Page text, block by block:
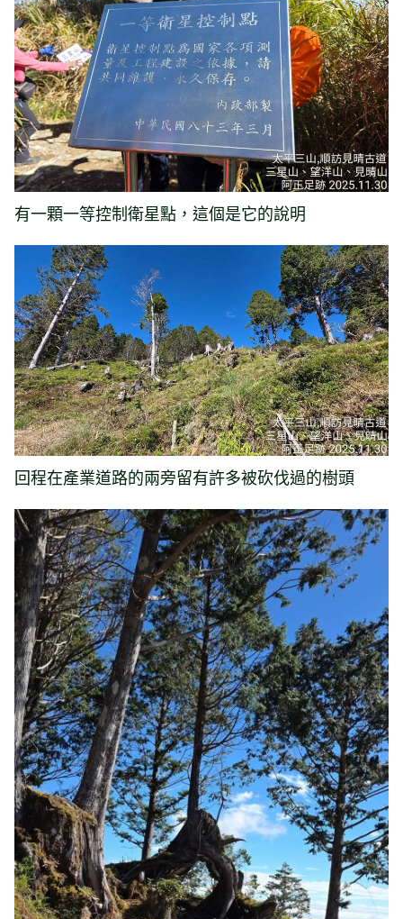
有一顆一等控制衛星點，這個是它的說明
回程在產業道路的兩旁留有許多被砍伐過的樹頭